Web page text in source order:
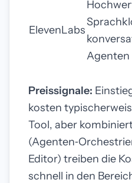
ElevenLabs
Agenten
Preissignale:
kosten
Tool, aber
Editor) treiben die
schnell in den